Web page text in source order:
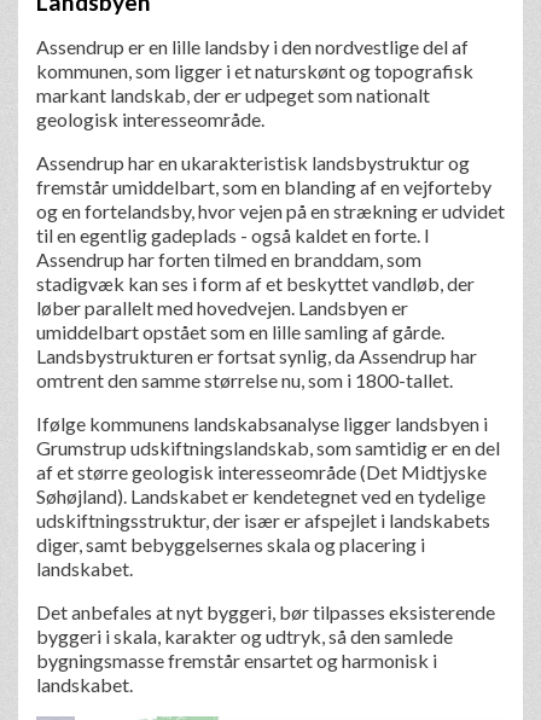
Assendrup er en lille landsby i den nordvestlige del af
kommunen, som ligger i et naturskønt og topografisk
markant landskab, der er udpeget som nationalt
geologisk interesseområde.
Assendrup har en ukarakteristisk landsbystruktur og
fremstår umiddelbart, som en blanding af en vejforteby
og en fortelandsby, hvor vejen på en strækning er udvidet
til en egentlig gadeplads - også kaldet en forte. I
Assendrup har forten tilmed en branddam, som
stadigvæk kan ses i form af et beskyttet vandløb, der
løber parallelt med hovedvejen. Landsbyen er
umiddelbart opstået som en lille samling af gårde.
Landsbystrukturen er fortsat synlig, da Assendrup har
omtrent den samme størrelse nu, som i 1800-tallet.
Ifølge kommunens landskabsanalyse ligger landsbyen i
Grumstrup udskiftningslandskab, som samtidig er en del
af et større geologisk interesseområde (Det Midtjyske
Søhøjland). Landskabet er kendetegnet ved en tydelige
udskiftningsstruktur, der især er afspejlet i landskabets
diger, samt bebyggelsernes skala og placering i
landskabet.
Det anbefales at nyt byggeri, bør tilpasses eksisterende
byggeri i skala, karakter og udtryk, så den samlede
bygningsmasse fremstår ensartet og harmonisk i
landskabet.